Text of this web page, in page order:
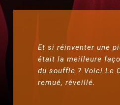
Et si réinventer une
était la meilleure
du souffle ? Voici Le
remué, réveillé.